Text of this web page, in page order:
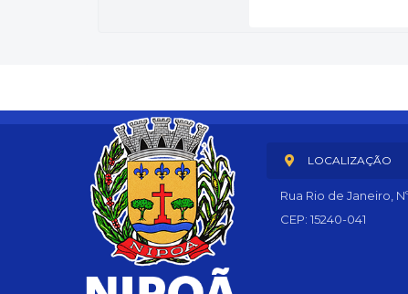
LOCALIZAÇÃO
Rua Rio de Janeiro,
CEP: 15240-041